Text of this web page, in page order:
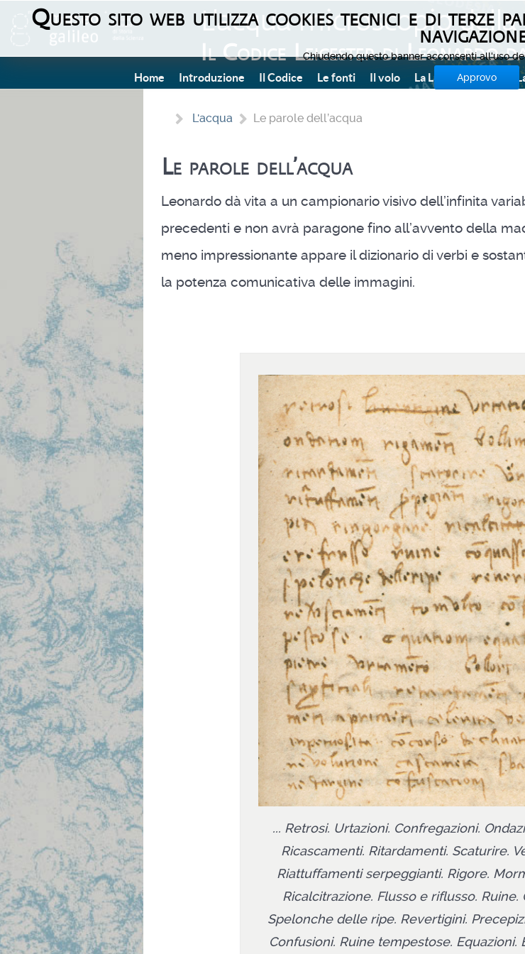
L'acqua microscopio
Il Codice Leicester di Leonardo
Home Introduzione Il Codice Le fonti Il volo La Luna L'acqua
L'acqua Le parole dell’acqua
Le parole dell’acqua
Leonardo dà vita a un campionario visivo dell’infinita
precedenti e non avrà paragone fino all’avvento della
meno impressionante appare il dizionario di verbi e
la potenza comunicativa delle immagini.
... Retrosi. Urtazioni. Confregazioni.
Ricascamenti. Ritardamenti. Scaturire.
Riattuffamenti serpeggianti. Rigore.
Ricalcitrazione. Flusso e riflusso. Ruine.
Spelonche delle ripe. Revertigini.
Confusioni. Ruine tempestose. Equazioni.
Questo sito web utilizza cookies tecnici e di terze
Chiudendo questo banner acconsenti all'uso
Approvo